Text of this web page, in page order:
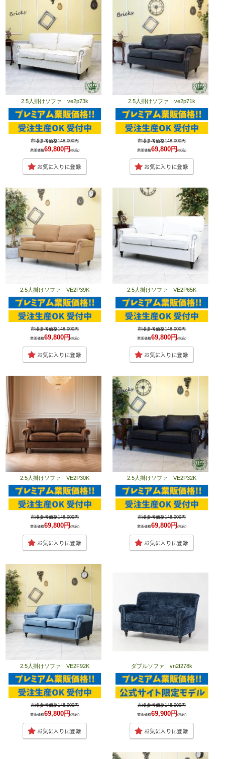
2.5人掛けソファ ve2p73k
市場参考価格148,000円
業販価格69,800円(税込)
2.5人掛けソファ ve2p71k
市場参考価格148,000円
業販価格69,800円 (税込)
2.5人掛けソファ VE2P39K
市場参考価格148,000円
業販価格69,800円(税込)
2.5人掛けソファ VE2P65K
市場参考価格148,000円
業販価格69,800円 (税込)
2.5人掛けソファ VE2P30K
市場参考価格148,000円
業販価格69,800円(税込)
2.5人掛けソファ VE2P32K
市場参考価格148,000円
業販価格69,800円 (税込)
2.5人掛けソファ VE2F92K
市場参考価格148,000円
業販価格69,800円(税込)
ダブルソファ vn2f278k
市場参考価格148,000円
業販価格69,900円 (税込)